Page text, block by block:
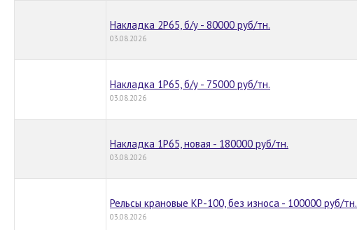
Накладка 2Р65, б/у - 80000 руб/тн.
03.08.2026
Накладка 1Р65, б/у - 75000 руб/тн.
03.08.2026
Накладка 1Р65, новая - 180000 руб/тн.
03.08.2026
Рельсы крановые КР-100, без износа - 100000 руб/тн.
03.08.2026